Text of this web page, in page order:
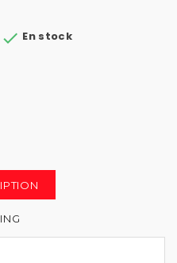
 En stock